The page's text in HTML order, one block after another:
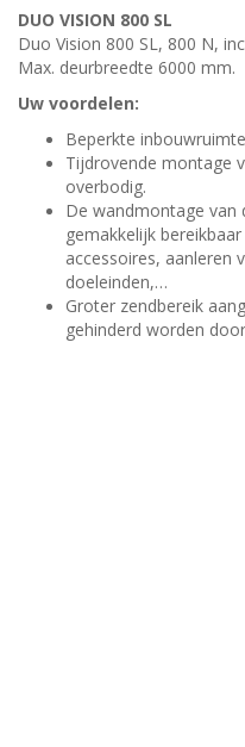
DUO VISION 800 SL
Duo Vision 800 SL, 800 N,
Max. deurbreedte 6000 mm.
Uw voordelen:
Beperkte
Tijdrovende montage
overbodig.
De wandmontage van
gemakkelijk
accessoires, aanleren
doeleinden,…
Groter zendbereik
gehinderd worden